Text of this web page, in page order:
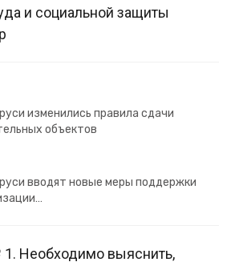
и социальной защиты
изменились правила сдачи
объектов
вводят новые меры поддержки
Необходимо выяснить,